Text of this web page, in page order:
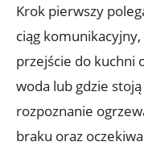
Krok pierwszy
ciąg
przejście do kuchni
woda lub gdzie
rozpoznanie
braku oraz